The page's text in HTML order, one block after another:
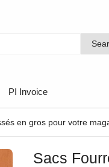
Search
PI Invoice
en gros pour votre
Sacs